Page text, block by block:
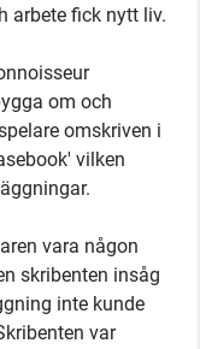
arbete fick nytt liv.
om och
omskriven i
vilken
vara någon
skribenten insåg
inte kunde
var